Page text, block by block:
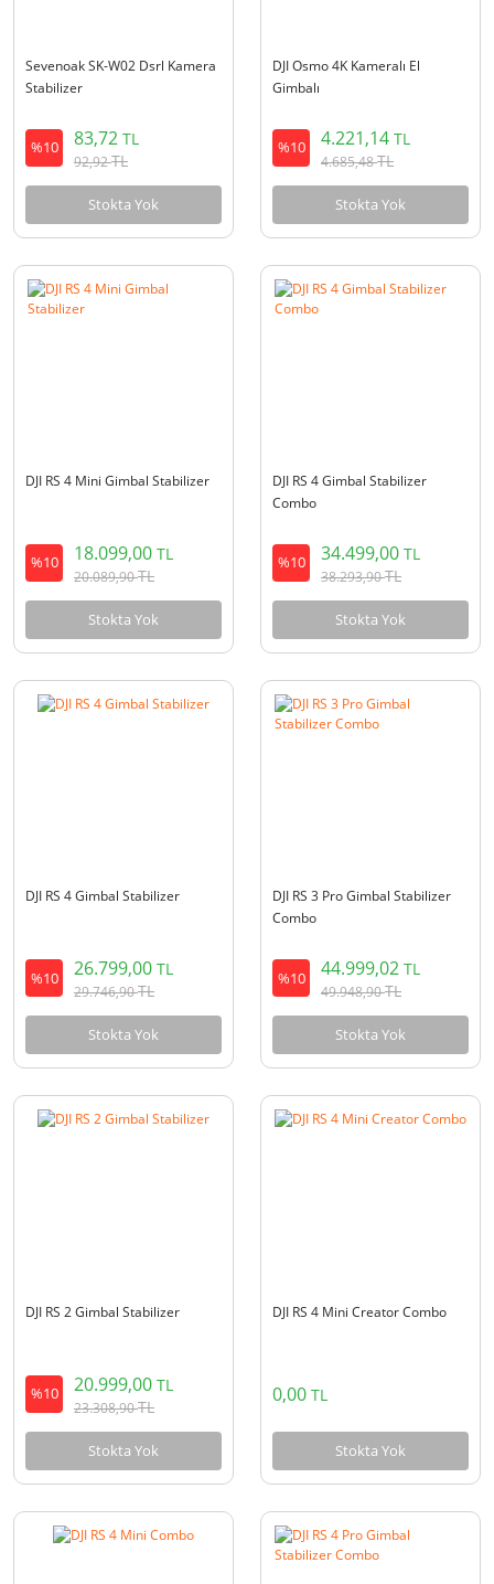
Sevenoak SK-W02 Dsrl Kamera
Stabilizer
%10 83,72 TL
92,92TL
Stokta Yok
DJI Osmo 4K Kameralı El
Gimbalı
%10 4.221,14 TL
4.685,48TL
Stokta Yok
DJI RS 4 Mini Gimbal Stabilizer
%10 18.099,00 TL
20.089,90TL
Stokta Yok
DJI RS 4 Gimbal Stabilizer
Combo
%10 34.499,00 TL
38.293,90TL
Stokta Yok
DJI RS 4 Gimbal Stabilizer
%10 26.799,00 TL
29.746,90TL
Stokta Yok
DJI RS 3 Pro Gimbal Stabilizer
Combo
%10 44.999,02 TL
49.948,90TL
Stokta Yok
DJI RS 2 Gimbal Stabilizer
%10 20.999,00 TL
23.308,90TL
Stokta Yok
DJI RS 4 Mini Creator Combo
0,00 TL
Stokta Yok